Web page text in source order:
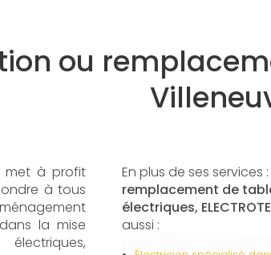
ou
met à profit
à tous
la mise
En plus de ses services :
remplacement de
électriques,
aussi :